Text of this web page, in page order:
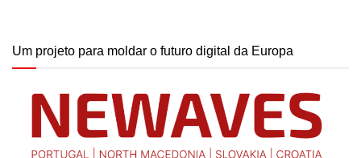
Um projeto para moldar o futuro digital da Europa